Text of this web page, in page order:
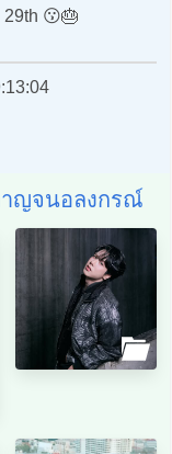
29th 😗🎂
ญจนอลงกรณ์